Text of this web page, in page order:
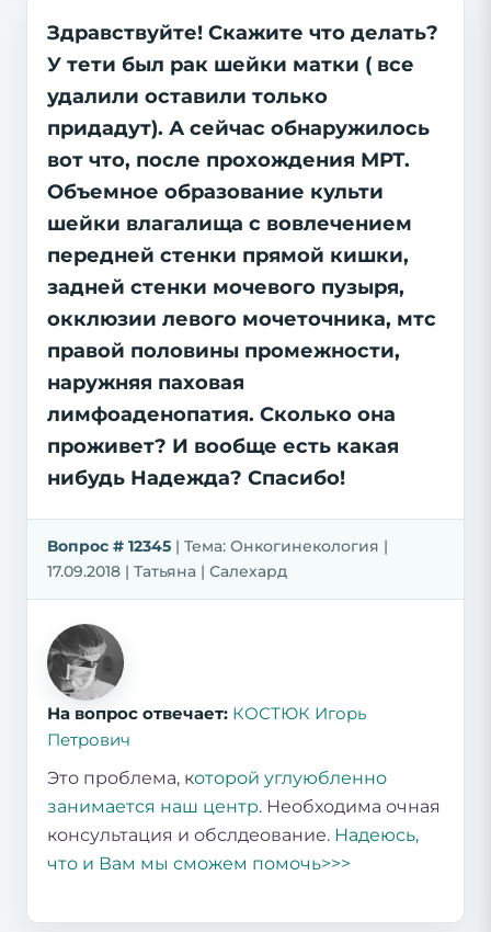
Здравствуйте! Скажите что делать?
У тети был рак шейки матки ( все
удалили оставили только
придадут). А сейчас обнаружилось
вот что, после прохождения МРТ.
Объемное образование культи
шейки влагалища с вовлечением
передней стенки прямой кишки,
задней стенки мочевого пузыря,
окклюзии левого мочеточника, мтс
правой половины промежности,
наружняя паховая
лимфоаденопатия. Сколько она
проживет? И вообще есть какая
нибудь Надежда? Спасибо!
Вопрос # 12345 | Тема: Онкогинекология |
17.09.2018 | Татьяна | Салехард
На вопрос отвечает: КОСТЮК Игорь
Петрович
Это проблема, которой углуюбленно
занимается наш центр. Необходима очная
консультация и обслдеование. Надеюсь,
что и Вам мы сможем помочь>>>